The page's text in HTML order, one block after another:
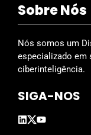
e
l
d
e
m
t
.
Sobre Nós
Nós somos um
especializado em
ciberinteligência.
SIGA-NOS